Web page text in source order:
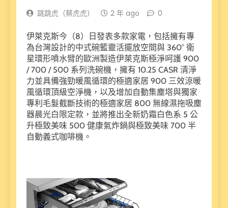
跳跳虎（蔡虎虎） 2 年 ago 0
伊萊克斯今（8）日發表多款家電，包括擁有專
為台灣設計的中式碗籃靈活擺放空間與 360° 衛
星環形噴水臂的歐洲製造伊萊克斯極淨呵護 900
/ 700 / 500 系列洗碗機，擁有 10.25 CASR 清淨
力並具備強勁暖風循環的極適家居 900 三效涼暖
風循環頂級空淨機，以及增加自動集塵塔與獨家
專利毛髮截斷技術的極適家居 800 無線濕拖吸塵
器晨光白限定款，並將推出全新奶霜白色系 5 公
升極致美味 500 健康氣炸鍋與極致美味 700 半
自動義式咖啡機。